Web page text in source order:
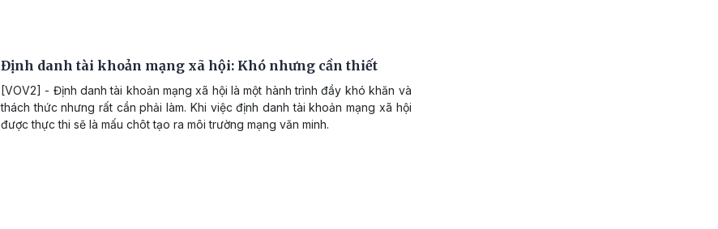
Định danh tài khoản mạng xã hội: Khó nhưng cần thiết
[VOV2] - Định danh tài khoản mạng xã hội là một hành trình đầy khó khăn và
thách thức nhưng rất cần phải làm. Khi việc định danh tài khoản mạng xã hội
được thực thi sẽ là mấu chôt tạo ra môi trường mạng văn minh.